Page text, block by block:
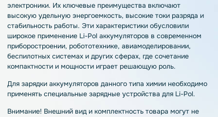
электроники. Их ключевые преимущества включают
высокую удельную энергоемкость, высокие токи разряда и
стабильность работы. Эти характеристики обусловили
широкое применение Li-Pol аккумуляторов в современном
приборостроении, робототехнике, авиамоделировании,
беспилотных системах и других сферах, где сочетание
компактности и мощности играет решающую роль.
Для зарядки аккумуляторов данного типа химии необходимо
применять специальные зарядные устройства для Li-Pol.
Внимание! Внешний вид и комплектность товара могут не